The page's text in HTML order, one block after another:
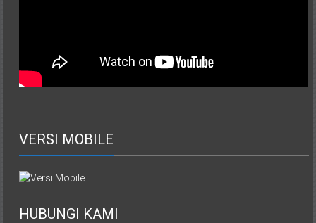
VERSI MOBILE
HUBUNGI KAMI